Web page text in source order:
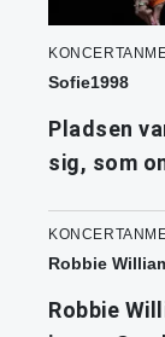
Sofie1998
Pladsen
sig, som
Robbie
Robbie